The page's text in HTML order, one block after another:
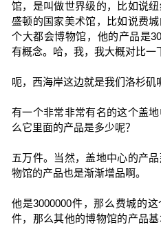
馆，是叫做世界级的，比如说
盛顿的国家美术馆，比如说费
个大都会博物馆，他的产品是
有概念。哈，我，我大概对比一
呃，西海岸这边就是我们洛杉矶
有一个非常非常有名的这个盖
么它里面的产品是多少呢？
五万件。当然，盖地中心的产
物馆的产品也是渐渐增品啊。
他是3000000件，那么费城的
件，那么其他的博物馆的产品